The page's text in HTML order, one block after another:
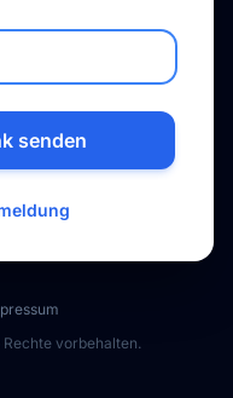
senden
vorbehalten.